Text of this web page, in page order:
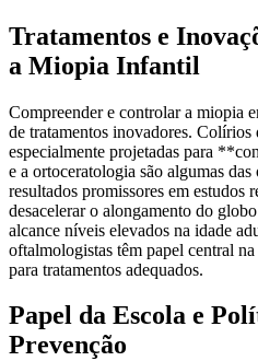
Tratamentos e
a Miopia Infantil
Compreender e controlar a miopia
de tratamentos inovadores. Colírios
especialmente projetadas para
e a ortoceratologia são algumas
resultados promissores em estudos
desacelerar o alongamento do
alcance níveis elevados na idade
oftalmologistas têm papel central
para tratamentos adequados.
Papel da Escola e
Prevenção